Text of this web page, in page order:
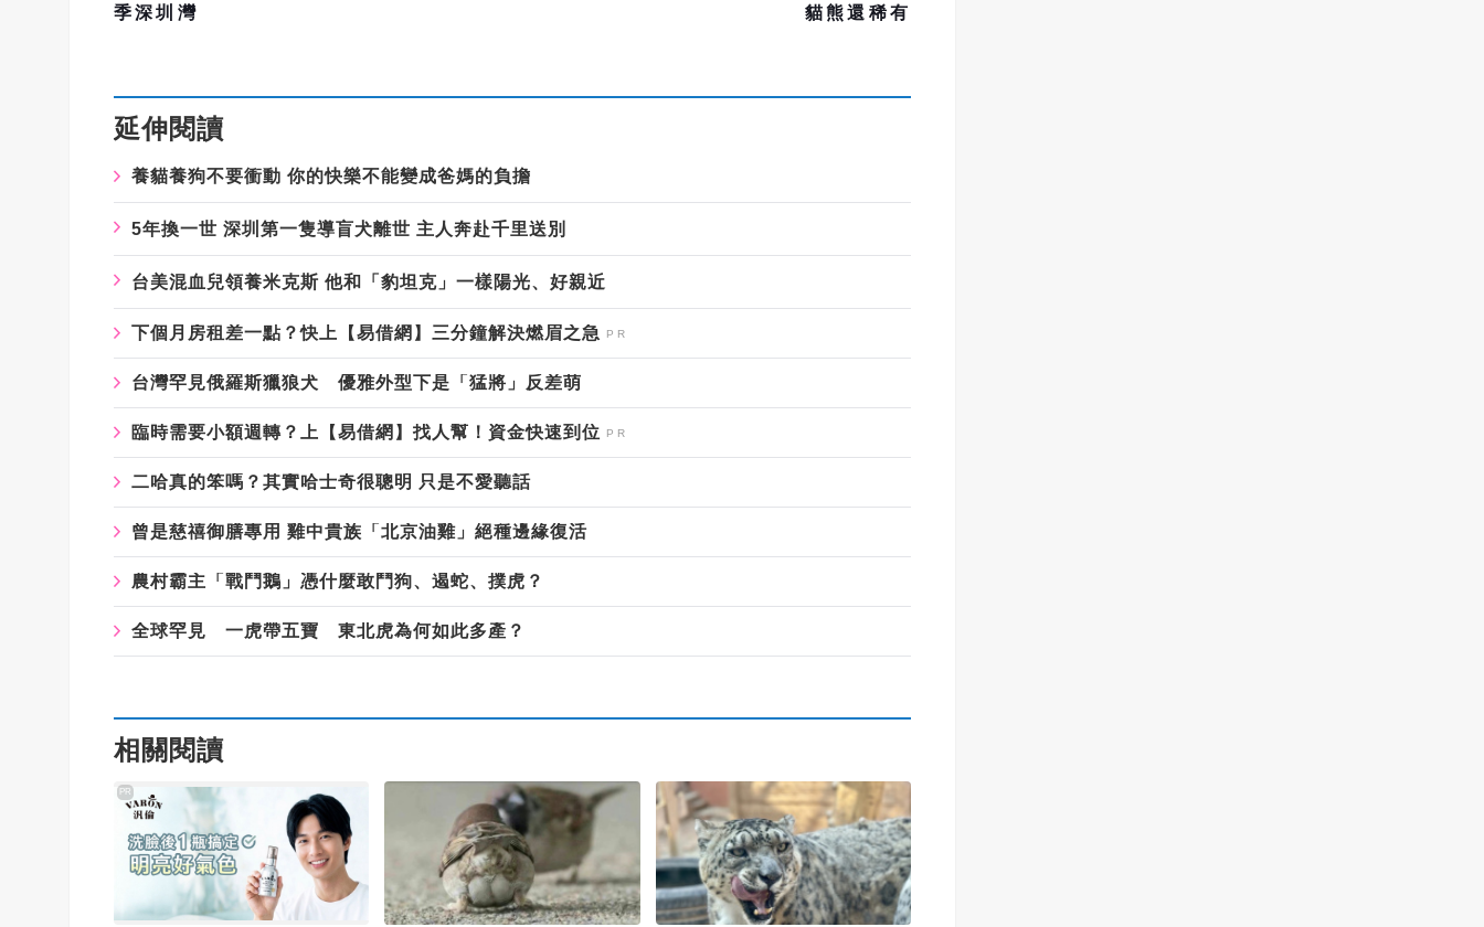
季深圳灣
貓熊還稀有
延伸閱讀
養貓養狗不要衝動 你的快樂不能變成爸媽的負擔
5年換一世 深圳第一隻導盲犬離世 主人奔赴千里送別
台美混血兒領養米克斯 他和「豹坦克」一樣陽光、好親近
下個月房租差一點？快上【易借網】三分鐘解決燃眉之急
台灣罕見俄羅斯獵狼犬 優雅外型下是「猛將」反差萌
臨時需要小額週轉？上【易借網】找人幫！資金快速到位
二哈真的笨嗎？其實哈士奇很聰明 只是不愛聽話
曾是慈禧御膳專用 雞中貴族「北京油雞」絕種邊緣復活
農村霸主「戰鬥鵝」憑什麼敢鬥狗、遏蛇、撲虎？
全球罕見 一虎帶五寶 東北虎為何如此多產？
相關閱讀
PR